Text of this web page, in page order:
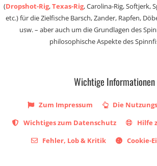
(Dropshot-Rig,Texas-Rig, Carolina-Rig, Softjerk,
etc.) für die Zielfische Barsch, Zander, Rapfen,
usw. – aber auch um die Grundlagen des
philosophische Aspekte des
Wichtige Informationen
Zum Impressum
Die
Wichtiges zum Datenschutz
Hilfe
Fehler, Lob & Kritik
Cookie-